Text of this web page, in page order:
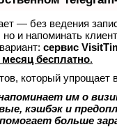
— без ведения
и напоминать
сервис
бесплатно.
который упрощает
им о
кэшбэк и
больше